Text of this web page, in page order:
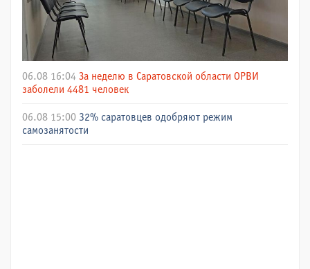
06.08 16:04 За неделю в Саратовской области ОРВИ
заболели 4481 человек
06.08 15:00 32% саратовцев одобряют режим
самозанятости